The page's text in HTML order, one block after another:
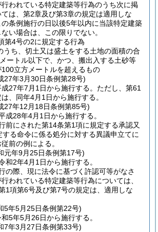
われている特定建築等行為のうち次に掲
は、第2章及び第3章の規定は適用しな
条例施行の日以後5年以内に当該特定建築
い場合は、この限りでない。
第4号の2に規定する行為
うち、切土又は盛土をする土地の面積の合
ートル以下で、かつ、搬出入する土砂等
立方メートルを超えるもの
27年3月30日条例第28号)
27年7月1日から施行する。 ただし、第61
、同年4月1日から施行する。
27年12月18日条例第85号)
成28年4月1日から施行する。
前にされた第14条第1項に規定する承認又
する命令に係る処分に対する異議申立てに
前の例による。
元年9月25日条例第17号)
和2年4月1日から施行する。
の際、現に法令に基づく許認可等がなさ
われている特定建築等行為については、
1項第6号及び第7号の規定は、適用しな
5年5月25日条例第22号)
5年5月26日から施行する。
7年3月27日条例第33号)